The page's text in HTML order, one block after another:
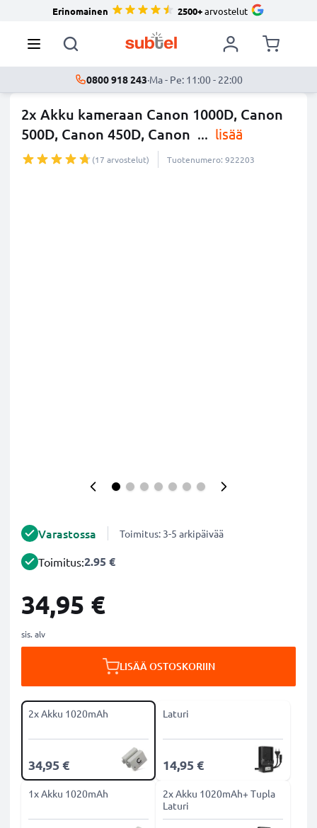
Erinomainen 2500+arvostelut
0800 918 243·Ma - Pe: 11:00 - 22:00
2x Akku kameraan Canon 1000D, Canon
500D, Canon 450D, Canon ... lisää
(17 arvostelut) Tuotenumero: 922203
Varastossa Toimitus: 3-5 arkipäivää
Toimitus:2.95 €
34,95 €
sis. alv
LISÄÄ OSTOSKORIIN
2x Akku 1020mAh
34,95 €
Laturi
14,95 €
1x Akku 1020mAh
2x Akku 1020mAh+ Tupla
Laturi